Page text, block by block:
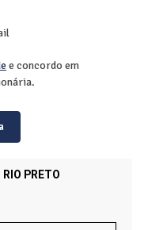
PRETO
e concordo em